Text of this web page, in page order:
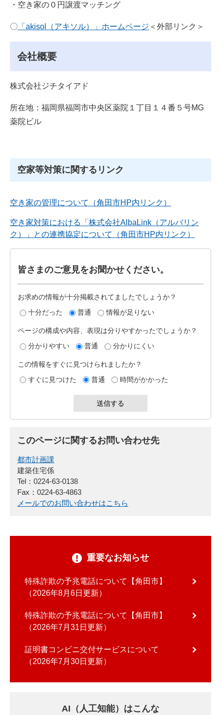
・空き家の０円譲渡マッチング
〇 「akisol（アキソル）」ホームページ ＜外部リンク＞
会社概要
株式会社ジチタイアド
所在地：福岡県福岡市中央区薬院１丁目１４番５号MG
薬院ビル
空家等対策に関するリンク
空き家の管理について（角田市HP内リンク）
空き家対策における「株式会社AlbaLink（アルバリン
ク）」との連携協定について（角田市HP内リンク）
皆さまのご意見をお聞かせください。
お求めの情報が十分掲載されてましたでしょうか？
十分だった
普通 情報が足りない
ページの構成や内容、表現は分りやすかったでしょうか？
分かりやすい
普通 分かりにくい
この情報をすぐに見つけられましたか？
すぐに見つけた
普通 時間がかかった
このページに関するお問い合わせ先
都市計画課
建築住宅係
Tel：0224-63-0138
Fax：0224-63-4863
メールでのお問い合わせはこちら
重要なお知らせ
特殊詐欺の予兆電話について【角田市】
2026年8月6日更新
特殊詐欺の予兆電話について【角田市】
2026年7月31日更新
証明書コンビニ交付サービスについて
2026年7月30日更新
AI（人工知能）はこんな